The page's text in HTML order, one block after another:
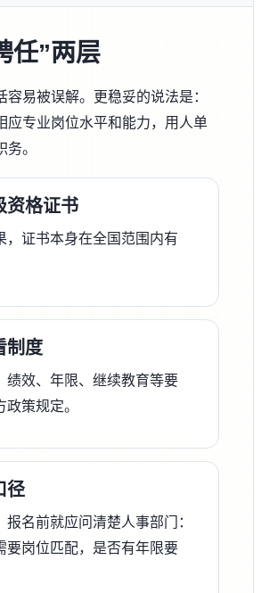
任”两层
易被误解。更稳妥的说法是：
应专业岗位水平和能力，用人单
。
资格证书
，证书本身在全国范围内有
制度
绩效、年限、继续教育等要
策规定。
径
名前就应问清楚人事部门：
要岗位匹配，是否有年限要